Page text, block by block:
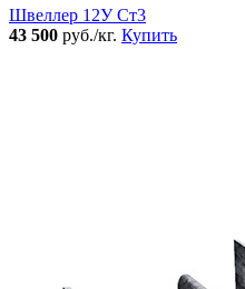
Швеллер 12У Ст3
43 500 руб./кг. Купить